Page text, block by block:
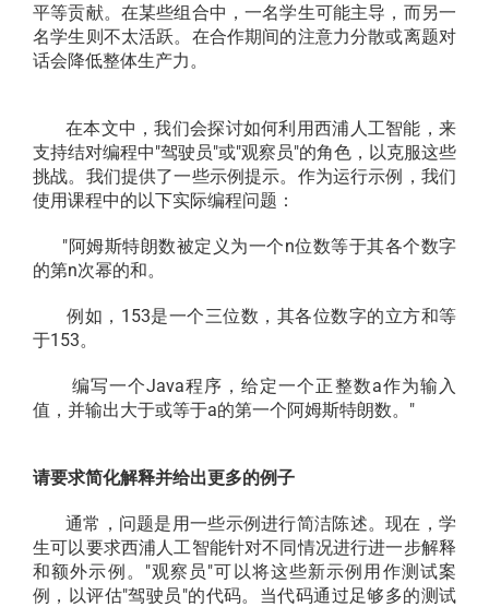
平等贡献。在某些组合中，一名学生可能主导，而另一
名学生则不太活跃。在合作期间的注意力分散或离题对
话会降低整体生产力。
在本文中，我们会探讨如何利用西浦人工智能，来
支持结对编程中"驾驶员"或"观察员"的角色，以克服这些
挑战。我们提供了一些示例提示。作为运行示例，我们
使用课程中的以下实际编程问题：
"阿姆斯特朗数被定义为一个n位数等于其各个数字
的第n次幂的和。
例如，153是一个三位数，其各位数字的立方和等
于153。
编写一个Java程序，给定一个正整数a作为输入
值，并输出大于或等于a的第一个阿姆斯特朗数。"
请要求简化解释并给出更多的例子
通常，问题是用一些示例进行简洁陈述。现在，学
生可以要求西浦人工智能针对不同情况进行进一步解释
和额外示例。"观察员"可以将这些新示例用作测试案
例，以评估"驾驶员"的代码。当代码通过足够多的测试